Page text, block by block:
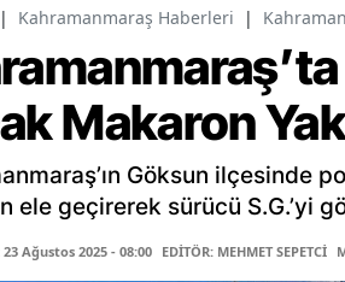
| Kahramanmaraş Haberleri |
Makaron
Göksun ilçesinde
ele geçirerek sürücü S.G.’yi
Ağustos 2025 - 08:00 EDİTÖR: MEHMET SEPETCİ